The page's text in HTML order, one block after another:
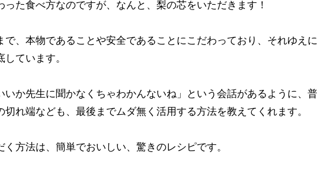
た食べ方なのですが、なんと、梨の芯をいただきます！
で、本物であることや安全であることにこだわっており、それゆえに
ています。
いか先生に聞かなくちゃわかんないね」という会話があるように、普
れ端なども、最後までムダ無く活用する方法を教えてくれます。
方法は、簡単でおいしい、驚きのレシピです。